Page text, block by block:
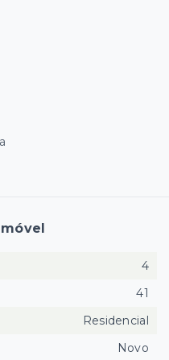
4
41
Residencial
Novo